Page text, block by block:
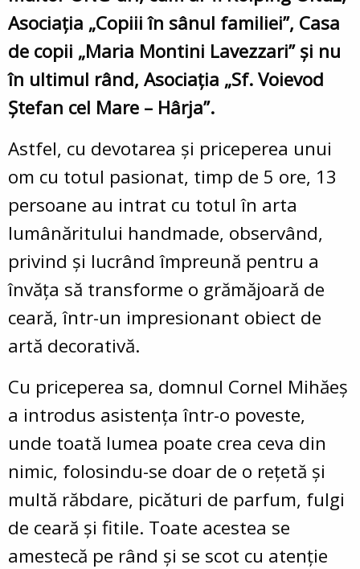
Asociaţia „Copiii în sânul familiei”, Casa
de copii „Maria Montini Lavezzari” şi nu
în ultimul rând, Asociaţia „Sf. Voievod
Ştefan cel Mare – Hârja”.
Astfel, cu devotarea şi priceperea unui
om cu totul pasionat, timp de 5 ore, 13
persoane au intrat cu totul în arta
lumânăritului handmade, observând,
privind şi lucrând împreună pentru a
învăţa să transforme o grămăjoară de
ceară, într-un impresionant obiect de
artă decorativă.
Cu priceperea sa, domnul Cornel Mihăeş
a introdus asistența într-o poveste,
unde toată lumea poate crea ceva din
nimic, folosindu-se doar de o reţetă şi
multă răbdare, picături de parfum, fulgi
de ceară şi fitile. Toate acestea se
amestecă pe rând şi se scot cu atenţie